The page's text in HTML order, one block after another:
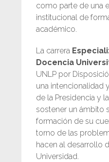
como parte de una
institucional de
académico.
La carrera
Docencia
UNLP por
una intencionalidad
de la Presidencia y
sostener un ámbito
formación de su
torno de las
hacen al desarrollo
Universidad.